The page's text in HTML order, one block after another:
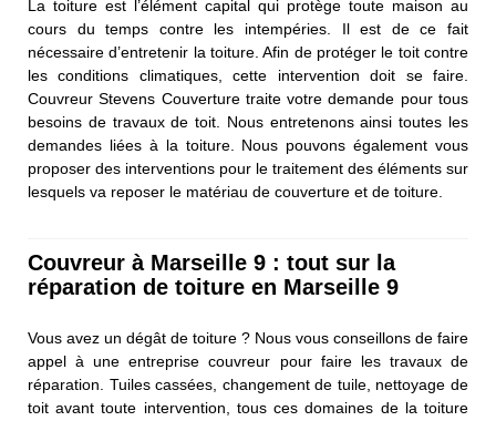
La toiture est l’élément capital qui protège toute maison au
cours du temps contre les intempéries. Il est de ce fait
nécessaire d’entretenir la toiture. Afin de protéger le toit contre
les conditions climatiques, cette intervention doit se faire.
Couvreur Stevens Couverture traite votre demande pour tous
besoins de travaux de toit. Nous entretenons ainsi toutes les
demandes liées à la toiture. Nous pouvons également vous
proposer des interventions pour le traitement des éléments sur
lesquels va reposer le matériau de couverture et de toiture.
Couvreur à Marseille 9 : tout sur la
réparation de toiture en Marseille 9
Vous avez un dégât de toiture ? Nous vous conseillons de faire
appel à une entreprise couvreur pour faire les travaux de
réparation. Tuiles cassées, changement de tuile, nettoyage de
toit avant toute intervention, tous ces domaines de la toiture